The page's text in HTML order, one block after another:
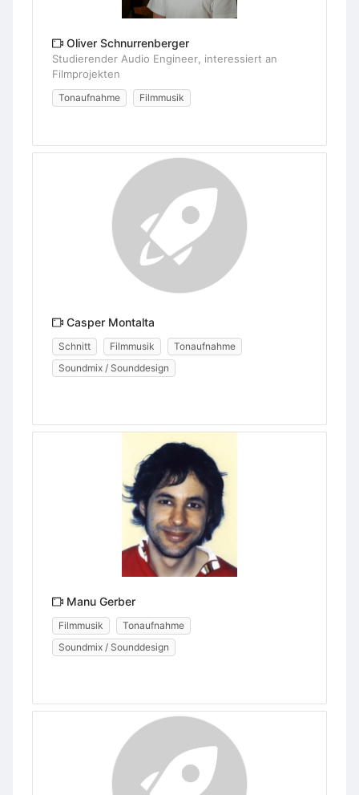
Oliver Schnurrenberger
Studierender Audio Engineer, interessiert an
Filmprojekten
Tonaufnahme Filmmusik
Casper Montalta
Schnitt Filmmusik
Tonaufnahme
Soundmix / Sounddesign
Manu Gerber
Filmmusik
Tonaufnahme
Soundmix / Sounddesign